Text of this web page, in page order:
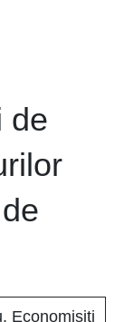
de
Economisiți